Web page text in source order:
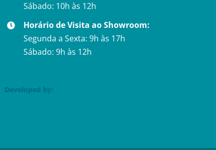
Sábado: 10h às 12h
Horário de Visita ao Showroom:
Segunda a Sexta: 9h às 17h
Sábado: 9h às 12h
Developed by: